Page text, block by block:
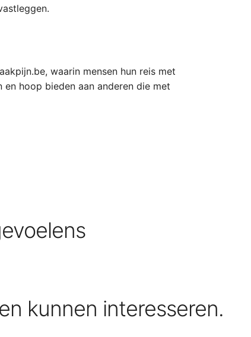
waarin mensen hun reis met
en hoop bieden aan anderen die met
kunnen interesseren.